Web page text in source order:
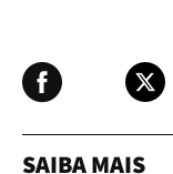
SAIBA MAIS